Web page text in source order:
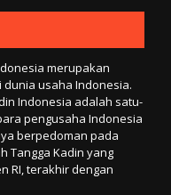
merupakan
usaha Indonesia.
Indonesia adalah satu-
pengusaha Indonesia
berpedoman pada
Tangga Kadin yang
RI, terakhir dengan